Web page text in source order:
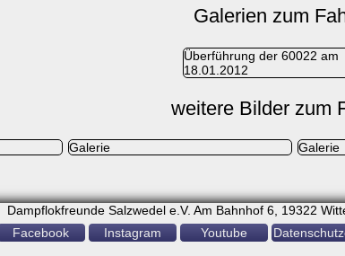
Galerien zum
Überführung der 60022 am
18.01.2012
weitere Bilder zum
Galerie Galerie
Dampflokfreunde Salzwedel e.V. Am Bahnhof 6, 19322
Facebook Instagram Youtube